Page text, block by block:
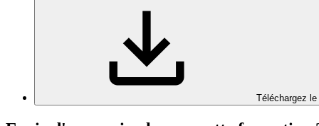
Téléchargez le